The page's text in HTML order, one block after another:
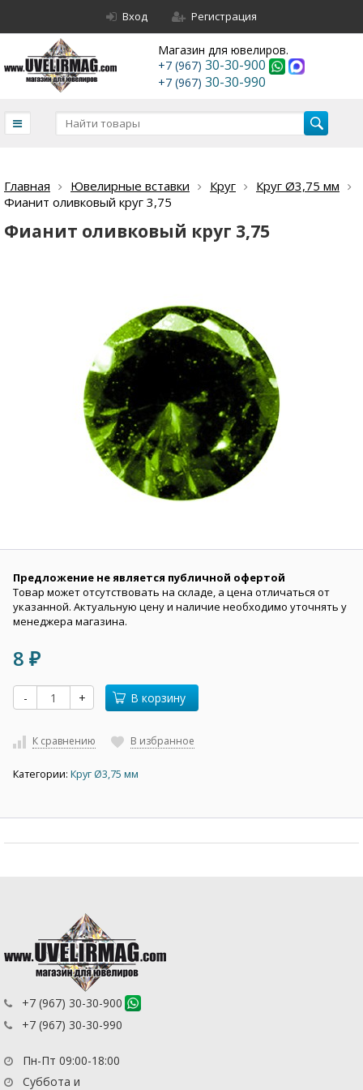
Вход Регистрация
Магазин для ювелиров.
+7 (967) 30-30-900
+7 (967) 30-30-990
Главная Ювелирные вставки Круг
Круг Ø3,75 мм
Фианит оливковый круг 3,75
Фианит оливковый круг 3,75
Предложение не является публичной офертой
Товар может отсутствовать на складе, а цена отличаться от
указанной. Актуальную цену и наличие необходимо уточнять у
менеджера магазина.
8 ₽
- + В корзину
К сравнению В избранное
Категории: Круг Ø3,75 мм
+7 (967) 30-30-900
+7 (967) 30-30-990
Пн-Пт 09:00-18:00
Суббота и